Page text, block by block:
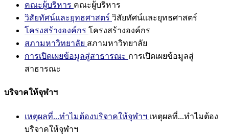
คณะผู้บริหาร คณะผู้บริหาร
วิสัยทัศน์และยุทธศาสตร์ วิสัยทัศน์และยุทธศาสตร์
โครงสร้างองค์กร โครงสร้างองค์กร
สภามหาวิทยาลัย สภามหาวิทยาลัย
การเปิดเผยข้อมูลสู่สาธารณะ การเปิดเผยข้อมูลสู่
สาธารณะ
บริจาคให้จุฬาฯ
เหตุผลที่...ทำไมต้องบริจาคให้จุฬาฯ เหตุผลที่...ทำไมต้อง
บริจาคให้จุฬาฯ